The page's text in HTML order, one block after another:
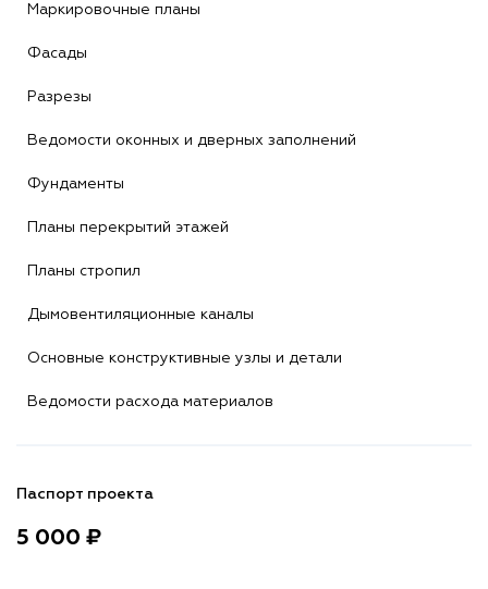
Маркировочные планы
Фасады
Разрезы
Ведомости оконных и дверных заполнений
Фундаменты
Планы перекрытий этажей
Планы стропил
Дымовентиляционные каналы
Основные конструктивные узлы и детали
Ведомости расхода материалов
Паспорт проекта
5 000 ₽